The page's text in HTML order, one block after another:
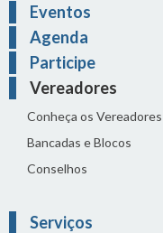
Eventos
Agenda
Participe
Vereadores
Conheça os Vereadores
Bancadas e Blocos
Conselhos
Serviços